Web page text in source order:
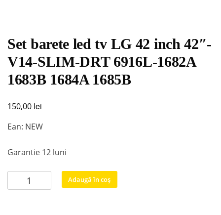
Set barete led tv LG 42 inch 42″-
V14-SLIM-DRT 6916L-1682A
1683B 1684A 1685B
150,00 lei
Ean: NEW
Garantie 12 luni
Cantitate
Set
Adaugă în coș